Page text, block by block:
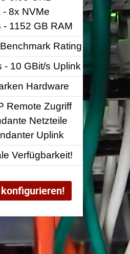
- 8x NVMe
- 1152 GB RAM
Rating
- 10 GBit/s Uplink
Hardware
Remote Zugriff
Netzteile
Uplink
Verfügbarkeit!
128
97k
2.5